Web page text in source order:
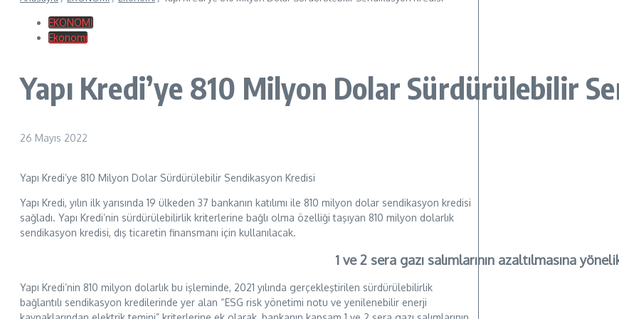
EKONOMİ
Ekonomi
Yapı Kredi’ye 810 Milyon Dolar Sürdürülebilir
26 Mayıs 2022
Yapı Kredi’ye 810 Milyon Dolar Sürdürülebilir Sendikasyon Kredisi
Yapı Kredi, yılın ilk yarısında 19 ülkeden 37 bankanın katılımı ile 810 milyon dolar sendikasyon kredisi
sağladı. Yapı Kredi’nin sürdürülebilirlik kriterlerine bağlı olma özelliği taşıyan 810 milyon dolarlık
sendikasyon kredisi, dış ticaretin finansmanı için kullanılacak.
1 ve 2 sera gazı salımlarının azaltılmasına
Yapı Kredi’nin 810 milyon dolarlık bu işleminde, 2021 yılında gerçekleştirilen sürdürülebilirlik
bağlantılı sendikasyon kredilerinde yer alan “ESG risk yönetimi notu ve yenilenebilir enerji